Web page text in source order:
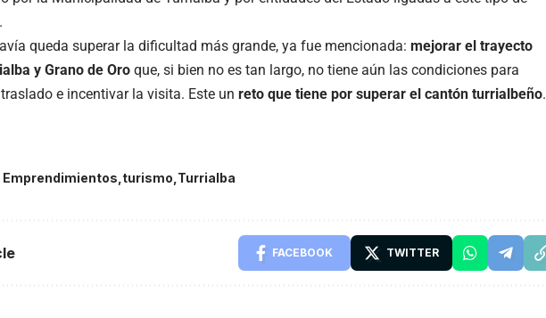
queda superar la dificultad más grande, ya fue mencionada: mejorar el trayecto
y Grano de Oro que, si bien no es tan largo, no tiene aún las condiciones para
e incentivar la visita. Este un reto que tiene por superar el cantón turrialbeño.
Emprendimientos turismo Turrialba
FACEBOOK TWITTER